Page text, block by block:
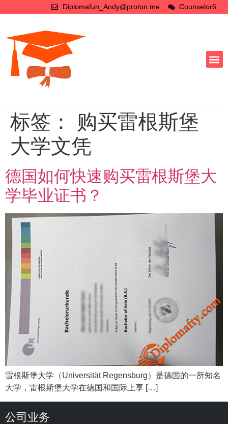
Diplomafun_Andy@proton.me Counselor6
标签： 购买雷根斯堡
大学文凭
德国如何快速购买雷根斯堡大
学毕业证书？
雷根斯堡大学（Universität Regensburg）是德国的一所知名
大学，雷根斯堡大学在德国和国际上享 […]
公司业务